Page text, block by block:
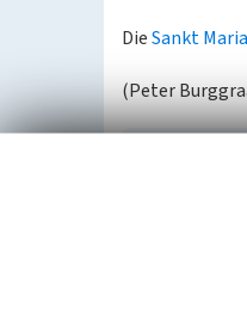
DieSankt
(Peter